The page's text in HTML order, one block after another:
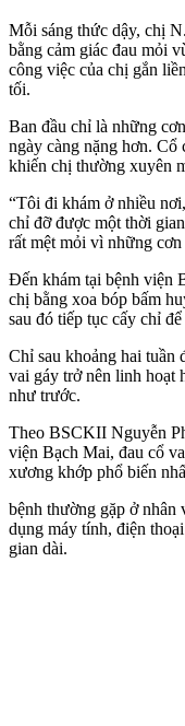
Mỗi sáng thức dậy, chị
bằng cảm giác đau mỏi
công việc của chị gắn
tối.
Ban đầu chỉ là những
ngày càng nặng hơn.
khiến chị thường xuyên
“Tôi đi khám ở nhiều
chỉ đỡ được một thời
rất mệt mỏi vì những
Đến khám tại bệnh viện
chị bằng xoa bóp bấm
sau đó tiếp tục cấy chỉ
Chỉ sau khoảng hai tuần
vai gáy trở nên linh hoạt
như trước.
Theo BSCKII Nguyễn
viện Bạch Mai, đau cổ
xương khớp phổ biến
bệnh thường gặp ở
dụng máy tính, điện
gian dài.